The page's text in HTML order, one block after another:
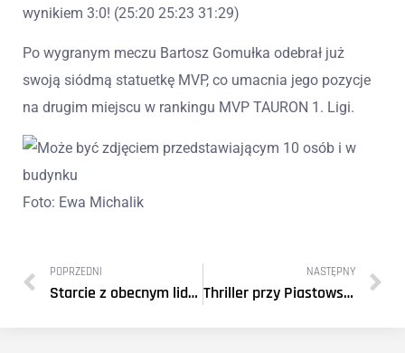
wynikiem 3:0! (25:20 25:23 31:29)
Po wygranym meczu Bartosz Gomułka odebrał już
swoją siódmą statuetkę MVP, co umacnia jego pozycje
na drugim miejscu w rankingu MVP TAURON 1. Ligi.
Foto: Ewa Michalik
POPRZEDNI
Starcie z obecnym liderem tabeli
NASTĘPNY
Thriller przy Piastowskiej dla AGH!